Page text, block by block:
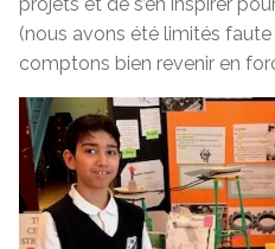
(nous avons été limités
comptons bien revenir en